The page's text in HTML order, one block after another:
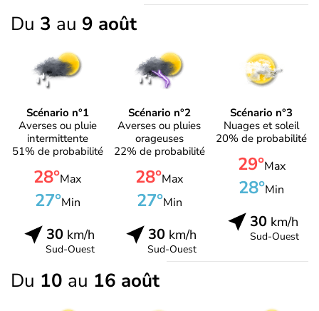
Du 3 au 9 août
Scénario n°1
Averses ou pluie
intermittente
51% de probabilité
28°Max
27°Min
30km/h
Sud-Ouest
Scénario n°2
Averses ou pluies
orageuses
22% de probabilité
28°Max
27°Min
30km/h
Sud-Ouest
Scénario n°3
Nuages et soleil
20% de probabilité
29°Max
28°Min
30 km/h
Sud-Ouest
Du 10 au 16 août